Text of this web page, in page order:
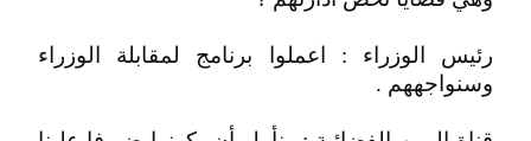
رئيس الوزراء : اعملوا برنامج لمقابلة الوزراء
وسنواجههم .